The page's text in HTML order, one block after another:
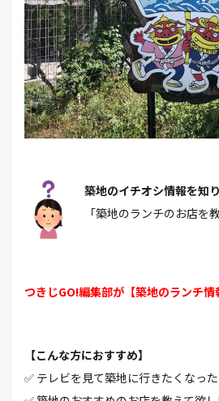
築地のイチオシ情報を知
「築地のランチのお店を
つきじGO!編集部が【築地のランチ情
【こんな方におすすめ】
✅ テレビを見て築地に行きたくなった